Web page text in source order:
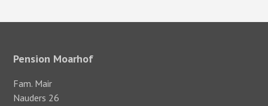
Pension Moarhof
Fam. Mair
Nauders 26